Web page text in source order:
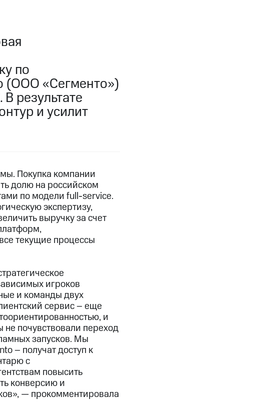
по
(ООО «Сегменто»)
результате
и усилит
Покупка компании
долю на российском
по модели full-service.
экспертизу,
выручку за счет
текущие процессы
игроков
и команды двух
сервис – еще
и
почувствовали переход
запусков. Мы
– получат доступ к
с
повысить
конверсию и
— прокомментировала